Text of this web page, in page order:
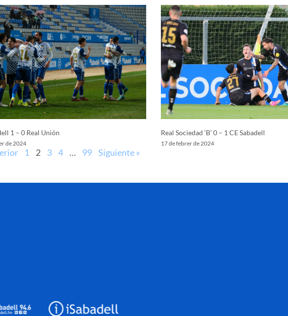
1 – 0 Real Unión
de 2024
Real Sociedad ‘B’ 0 – 1 CE Sabadell
17 de febrer de 2024
1 2 3 4 … 99 Siguiente »